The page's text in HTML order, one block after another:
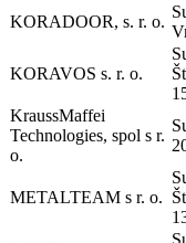
KORADOOR, s. r. o.
KORAVOS s. r. o.
KraussMaffei
Technologies, spol s r.
o.
METALTEAM s r. o.